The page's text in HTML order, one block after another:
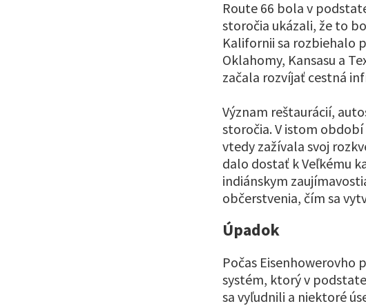
Route 66 bola v
storočia ukázali, že to
Kalifornii sa rozbiehalo
Oklahomy, Kansasu a
začala rozvíjať cestná
Význam reštaurácií,
storočia. V istom období
vtedy zažívala svoj
dalo dostať k Veľkému
indiánskym
občerstvenia, čím sa
Úpadok
Počas Eisenhowerovho
systém, ktorý v
sa vyľudnili a niektoré